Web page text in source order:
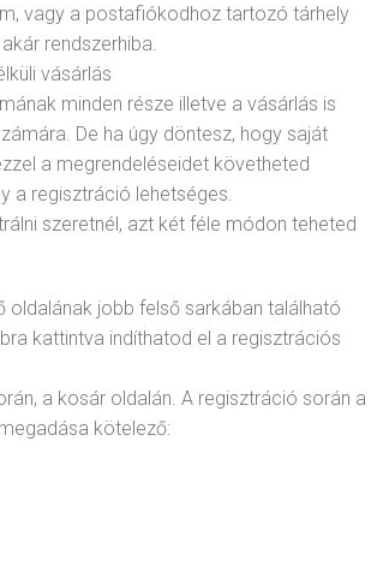
vagy a postafiókodhoz tartozó tárhely
rendszerhiba.
vásárlás
minden része illetve a vásárlás is
De ha úgy döntesz, hogy saját
a megrendeléseidet követheted
a regisztráció lehetséges.
szeretnél, azt két féle módon teheted
oldalának jobb felső sarkában található
kattintva indíthatod el a regisztrációs
a kosár oldalán. A regisztráció során a
kötelező: